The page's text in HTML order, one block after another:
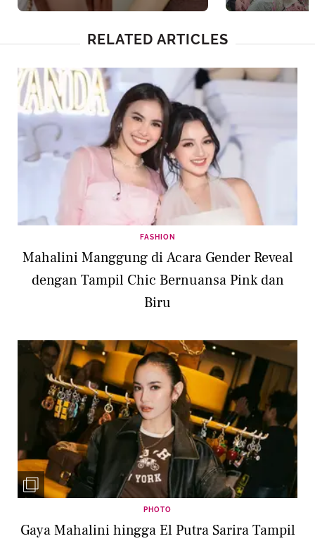
Minimalis
hingga Pasangan, Wulan
RELATED ARTICLES
FASHION
Mahalini Manggung di Acara Gender Reveal
dengan Tampil Chic Bernuansa Pink dan
Biru
PHOTO
Gaya Mahalini hingga El Putra Sarira Tampil